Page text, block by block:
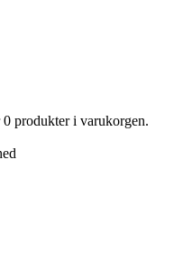
0 produkter i varukorgen.